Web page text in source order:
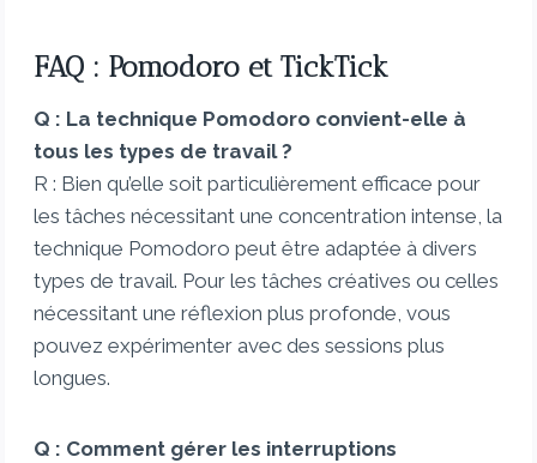
FAQ : Pomodoro et TickTick
Q : La technique Pomodoro convient-elle à
tous les types de travail ?
R : Bien qu’elle soit particulièrement efficace pour
les tâches nécessitant une concentration intense, la
technique Pomodoro peut être adaptée à divers
types de travail. Pour les tâches créatives ou celles
nécessitant une réflexion plus profonde, vous
pouvez expérimenter avec des sessions plus
longues.
Q : Comment gérer les interruptions